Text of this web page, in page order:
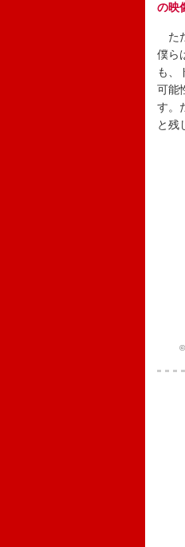
の映
た
僕ら
も、
可能
す。
と残